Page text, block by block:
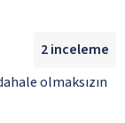
olmaksızın
2inceleme